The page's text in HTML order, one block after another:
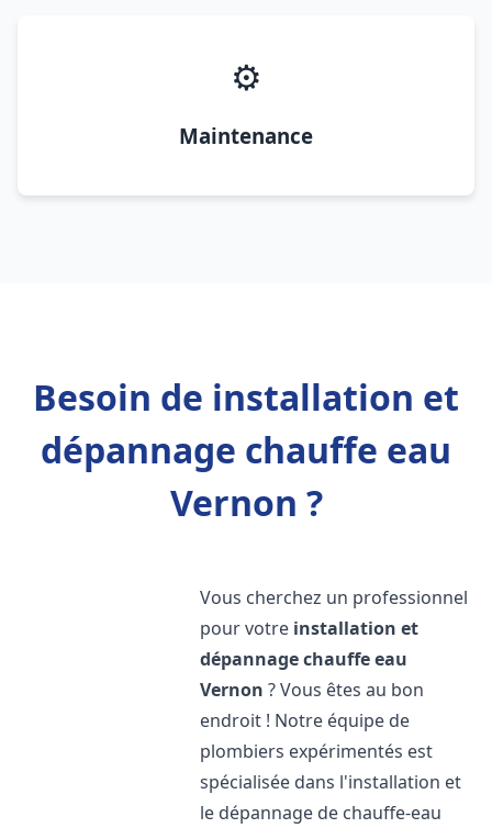
⚙️
Maintenance
Besoin de installation et
dépannage chauffe eau
Vernon ?
Vous cherchez un professionnel
pour votre installation et
dépannage chauffe eau
Vernon ? Vous êtes au bon
endroit ! Notre équipe de
plombiers expérimentés est
spécialisée dans l'installation et
le dépannage de chauffe-eau